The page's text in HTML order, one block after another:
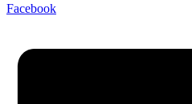
Facebook